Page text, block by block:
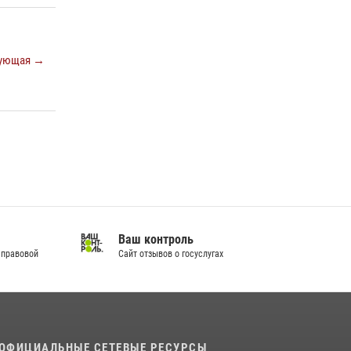
→
Ваш контроль
Сайт отзывов о госуслугах
СЕТЕВЫЕ РЕСУРСЫ